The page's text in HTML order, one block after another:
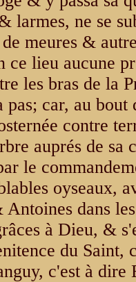
larmes, ne se
meures &
ce lieu aucune
les bras de la
pas; car, au
contre
auprés de
le
oyseaux,
Antoines dans
à Dieu, &
du Saint,
c'est à dire